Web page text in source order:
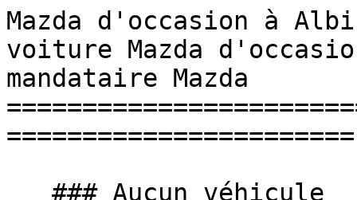
Mazda d'occasion à
voiture Mazda
mandataire Mazda
=======================